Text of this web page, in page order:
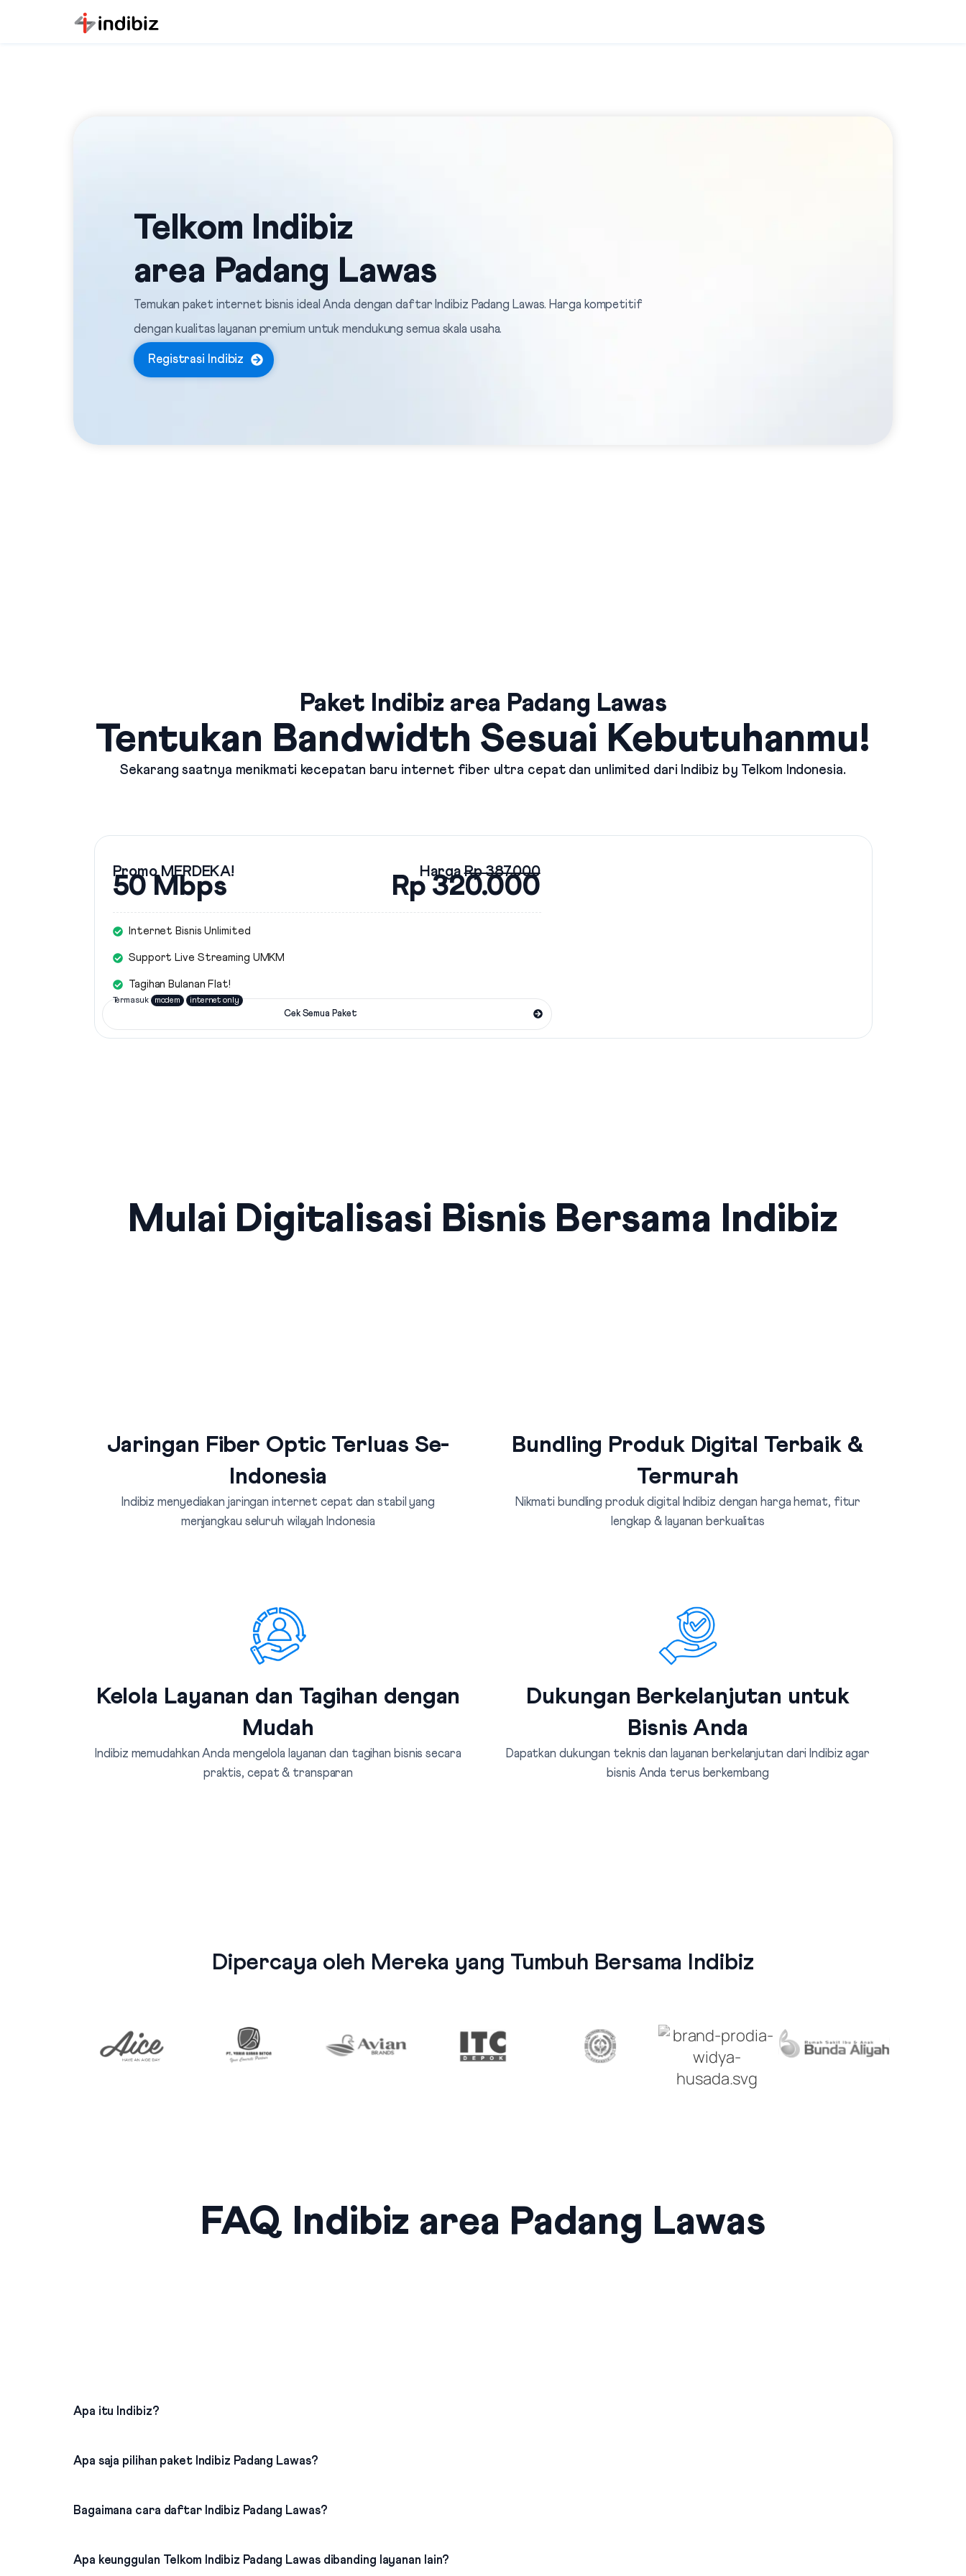
Telkom Indibiz
area Padang Lawas
Temukan paket internet bisnis ideal Anda dengan daftar Indibiz Padang Lawas. Harga kompetitif
dengan kualitas layanan premium untuk mendukung semua skala usaha.
Registrasi Indibiz
Paket Indibiz area Padang Lawas
Tentukan Bandwidth Sesuai Kebutuhanmu!
Sekarang saatnya menikmati kecepatan baru internet fiber ultra cepat dan unlimited dari Indibiz by Telkom Indonesia.
Promo MERDEKA!
50 Mbps
HargaRp 387.000
Rp 320.000
Internet Bisnis Unlimited
Support Live Streaming UMKM
Tagihan Bulanan Flat!
Termasuk modem internet only
Cek Semua Paket
Mulai Digitalisasi Bisnis Bersama Indibiz
Jaringan Fiber Optic Terluas Se-
Indonesia
Indibiz menyediakan jaringan internet cepat dan stabil yang
menjangkau seluruh wilayah Indonesia
Bundling Produk Digital Terbaik &
Termurah
Nikmati bundling produk digital Indibiz dengan harga hemat, fitur
lengkap & layanan berkualitas
Kelola Layanan dan Tagihan dengan
Mudah
Indibiz memudahkan Anda mengelola layanan dan tagihan bisnis secara
praktis, cepat & transparan
Dukungan Berkelanjutan untuk
Bisnis Anda
Dapatkan dukungan teknis dan layanan berkelanjutan dari Indibiz agar
bisnis Anda terus berkembang
Dipercaya oleh Mereka yang Tumbuh Bersama Indibiz
FAQ Indibiz area Padang Lawas
Apa itu Indibiz?
Apa saja pilihan paket Indibiz Padang Lawas?
Bagaimana cara daftar Indibiz Padang Lawas?
Apa keunggulan Telkom Indibiz Padang Lawas dibanding layanan lain?